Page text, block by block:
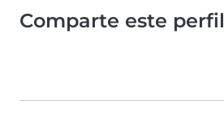
Comparte este perfil